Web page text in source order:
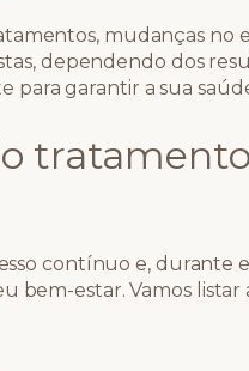
mudanças no
dependendo dos
para garantir a sua
contínuo e, durante
bem-estar. Vamos listar